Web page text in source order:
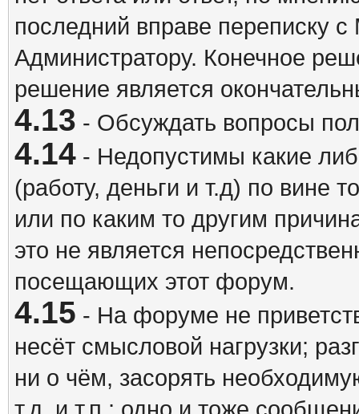
последний вправе переписку
Администратору. Конечное
решение является
4.13 - Обсуждать вопросы
4.14- Недопустимы какие
(работу, деньги и т.д) по вине
или по каким то другим
это не является
посещающих этот форум.
4.15 - На форуме не
несёт смысловой нагрузки;
ни о чём, засорять